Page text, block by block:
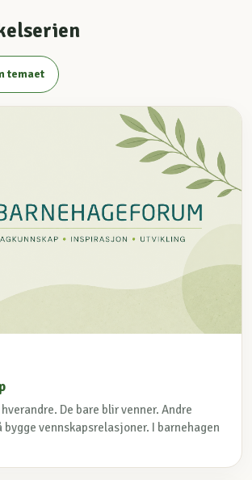
temaet
De bare blir venner. Andre
vennskapsrelasjoner. I barnehagen